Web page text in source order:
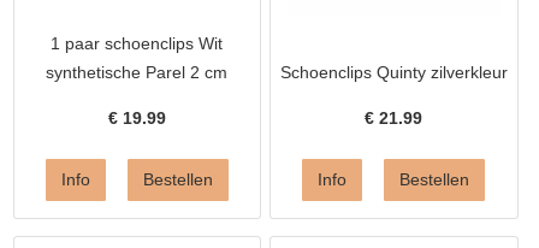
1 paar schoenclips Wit
synthetische Parel 2 cm
€ 19.99
Schoenclips Quinty zilverkleur
€21.99